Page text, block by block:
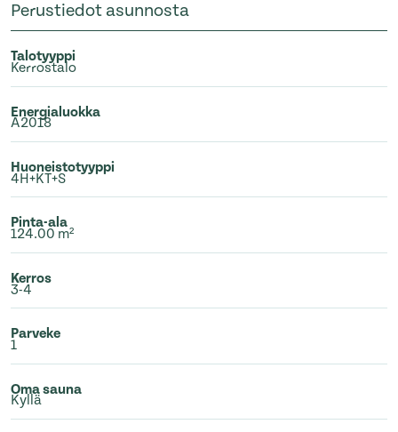
Perustiedot asunnosta
Talotyyppi
Kerrostalo
Energialuokka
A2018
Huoneistotyyppi
4H+KT+S
Pinta-ala
124.00 m²
Kerros
3-4
Parveke
1
Oma sauna
Kyllä